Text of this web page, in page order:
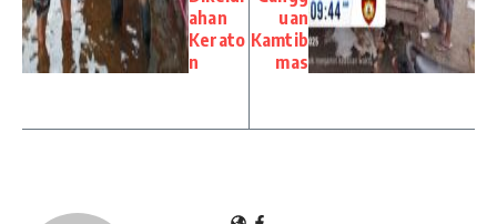
ahan
Kerato
n
uan
Kamtib
mas